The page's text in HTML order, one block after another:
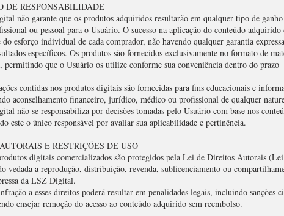
DE RESPONSABILIDADE
não garante que os produtos adquiridos resultarão em qualquer tipo de ganho
ou pessoal para o Usuário. O sucesso na aplicação do conteúdo adquirido
esforço individual de cada comprador, não havendo qualquer garantia
específicos. Os produtos são fornecidos exclusivamente no formato de
que o Usuário os utilize conforme sua conveniência dentro do prazo
contidas nos produtos digitais são fornecidas para fins educacionais e
aconselhamento financeiro, jurídico, médico ou profissional de qualquer
não se responsabiliza por decisões tomadas pelo Usuário com base nos
este o único responsável por avaliar sua aplicabilidade e pertinência.
E RESTRIÇÕES DE USO
digitais comercializados são protegidos pela Lei de Direitos Autorais (Lei
vedada a reprodução, distribuição, revenda, sublicenciamento ou
da LSZ Digital.
a esses direitos poderá resultar em penalidades legais, incluindo sanções
ensejar remoção do acesso ao conteúdo adquirido sem reembolso.